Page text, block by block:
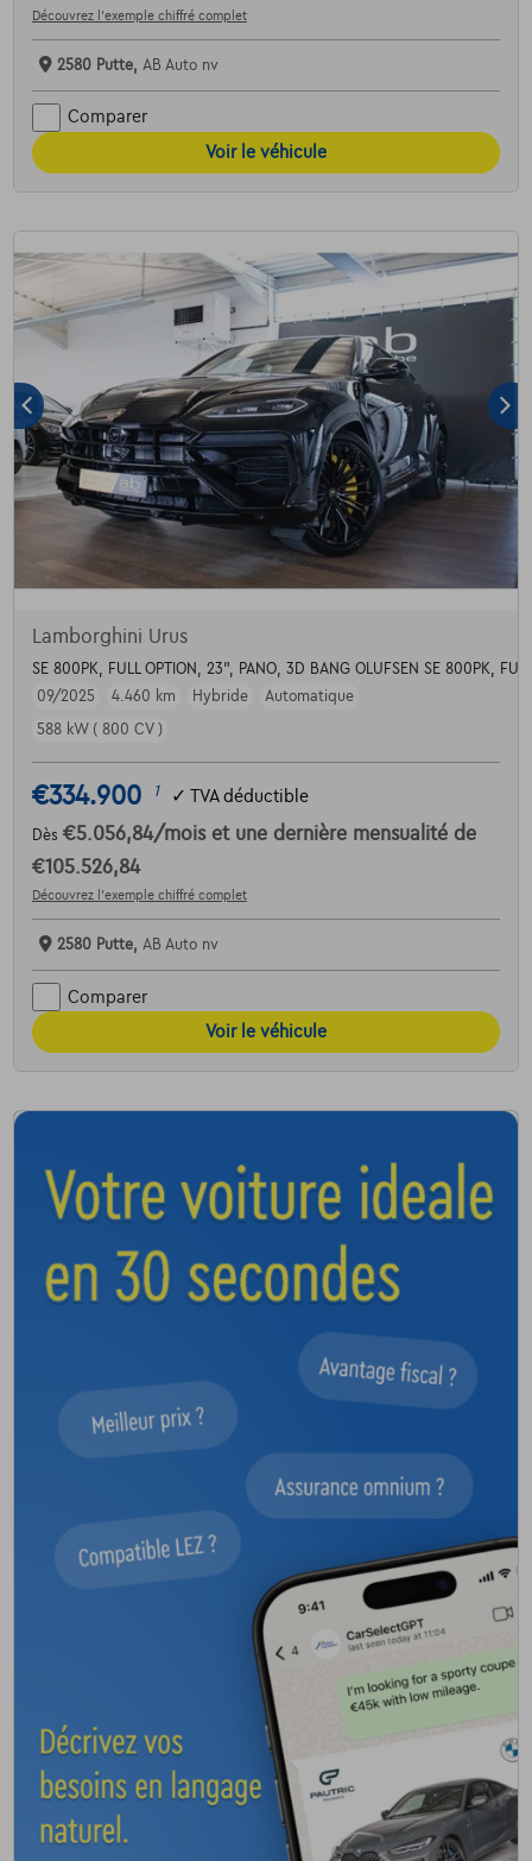
Découvrez l’exemple chiffré complet
2580 Putte, AB Auto nv
Comparer
Voir le véhicule
Lamborghini Urus
SE 800PK, FULL OPTION, 23", PANO, 3D BANG OLUFSEN SE 800PK,
09/2025
4.460 km Hybride
Automatique
588 kW ( 800 CV )
€334.900 1 ✓ TVA déductible
Dès €5.056,84/mois et une dernière mensualité de
€105.526,84
Découvrez l’exemple chiffré complet
2580 Putte, AB Auto nv
Comparer
Voir le véhicule